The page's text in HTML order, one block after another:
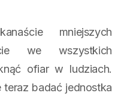
mniejszych
we wszystkich
ofiar w ludziach.
badać jednostka